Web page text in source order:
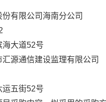
份有限公司海南分公司
海大道52号
源通信建设监理有限公司
运五街52号